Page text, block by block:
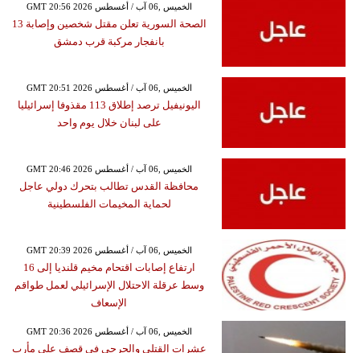
GMT 20:56 2026 الخميس ,06 آب / أغسطس
الصحة السورية تعلن مقتل شخصين وإصابة 13
بانفجار مركبة قرب دمشق
GMT 20:51 2026 الخميس ,06 آب / أغسطس
اليونيفيل ترصد إطلاق 113 مقذوفا إسرائيليا
على لبنان خلال يوم واحد
GMT 20:46 2026 الخميس ,06 آب / أغسطس
محافظة القدس تطالب بتحرك دولي عاجل
لحماية المخيمات الفلسطينية
GMT 20:39 2026 الخميس ,06 آب / أغسطس
ارتفاع إصابات اقتحام مخيم قلنديا إلى 16
وسط عرقلة الاحتلال الإسرائيلي لعمل طواقم
الإسعاف
GMT 20:36 2026 الخميس ,06 آب / أغسطس
عشرات القتلى والجرحى في قصف على مأرب